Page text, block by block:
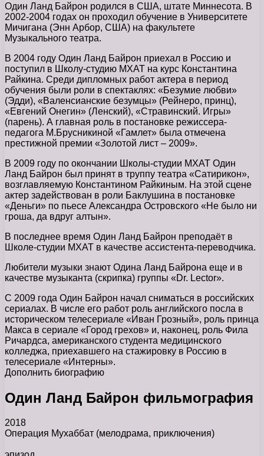
Один Ланд Байрон родился в США, штате Миннесота. В
2002-2004 годах он проходил обучение в Университете
Мичигана (Энн Арбор, США) на факультете
Музыкального театра.
В 2004 году Один Ланд Байрон приехал в Россию и
поступил в Школу-студию МХАТ на курс Константина
Райкина. Среди дипломных работ актера в период
обучения были роли в спектаклях: «Безумие любви»
(Эдди), «Валенсианские безумцы» (Рейнеро, принц),
«Евгений Онегин» (Ленский), «Стравинский. Игры»
(парень). А главная роль в постановке режиссера-
педагога М.Брусникиной «Гамлет» была отмечена
престижной премии «Золотой лист – 2009».
В 2009 году по окончании Школы-студии МХАТ Один
Ланд Байрон был принят в труппу театра «Сатирикон»,
возглавляемую Константином Райкиным. На этой сцене
актер задействован в роли Баклушина в постановке
«Деньги» по пьесе Александра Островского «Не было ни
гроша, да вдруг алтын».
В последнее время Один Ланд Байрон преподаёт в
Школе-студии МХАТ в качестве ассистента-переводчика.
Любители музыки знают Одина Ланд Байрона еще и в
качестве музыканта (скрипка) группы «Dr. Lector».
С 2009 года Один Байрон начал сниматься в российских
сериалах. В числе его работ роль английского посла в
историческом телесериале «Иван Грозный», роль принца
Макса в сериале «Город грехов» и, наконец, роль Фила
Ричардса, американского студента медицинского
колледжа, приехавшего на стажировку в Россию в
телесериале «Интерны».
Дополнить биографию
Один Ланд Байрон фильмография
2018
Операция Мухаббат (мелодрама, приключения)